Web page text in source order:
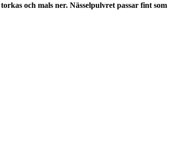
och mals ner. Nässelpulvret passar fint